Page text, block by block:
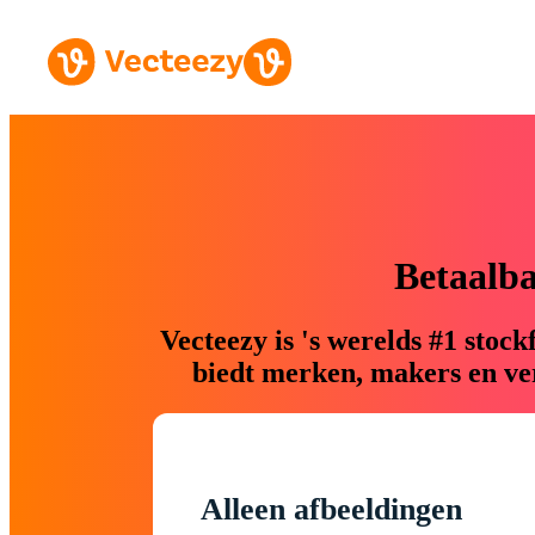
Vecteezy is 's werelds #1
biedt merken, makers en
Alleen afbeeldingen